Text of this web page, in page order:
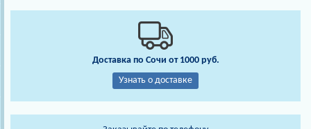
Доставка по Сочи от 1000 руб.
Узнать о доставке